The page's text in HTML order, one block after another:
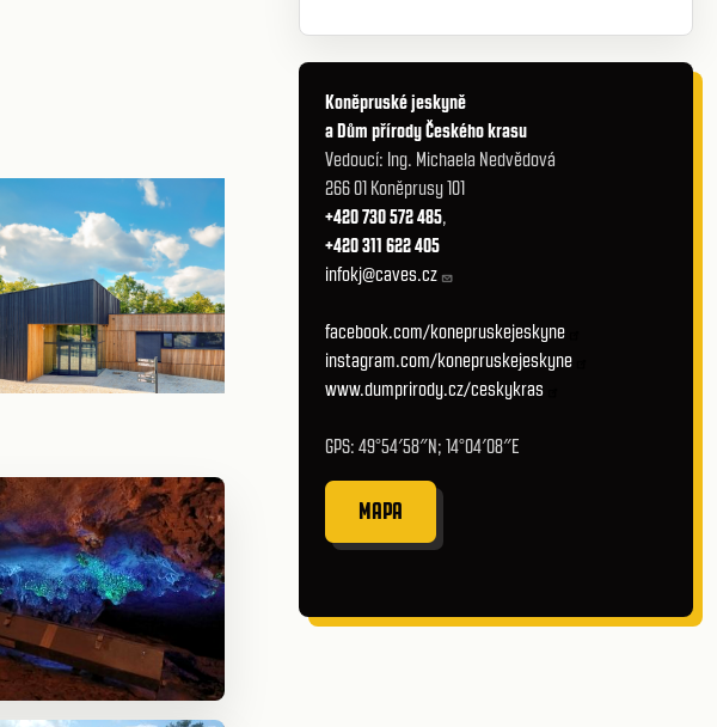
Koněpruské jeskyně
a Dům přírody Českého krasu
Vedoucí: Ing. Michaela Nedvědová
266 01 Koněprusy 101
+420 730 572 485,
+420 311 622 405
infokj@caves.cz
facebook.com/konepruskejeskyne
instagram.com/konepruskejeskyne
www.dumprirody.cz/ceskykras
GPS: 49°54′58″N; 14°04′08″E
MAPA